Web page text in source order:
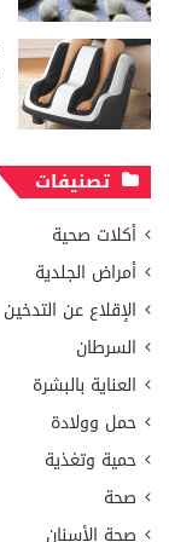
تصنيفات
أكلات صحية
أمراض الجلدية
الإقلاع عن التدخين
السرطان
العناية بالبشرة
حمل وولادة
حمية وتغذية
صحة
صحة الأسنان